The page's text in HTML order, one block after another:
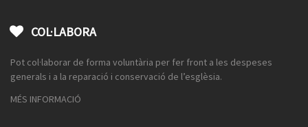
COL·LABORA
Pot col·laborar de forma voluntària per fer front a les despeses
generals i a la reparació i conservació de l’esglèsia.
MÉS INFORMACIÓ